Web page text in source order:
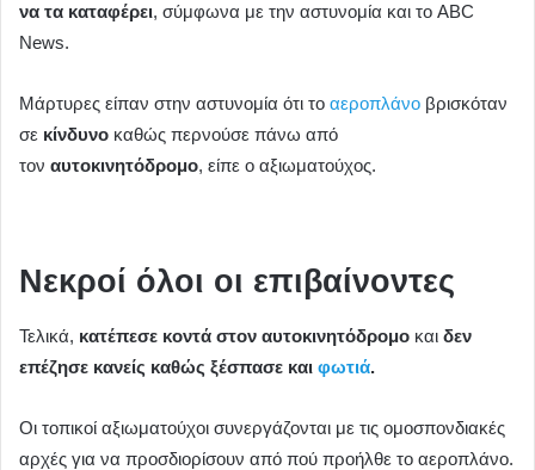
να τα καταφέρει, σύμφωνα με την αστυνομία και το ABC
News.
Μάρτυρες είπαν στην αστυνομία ότι το αεροπλάνο βρισκόταν
σε κίνδυνο καθώς περνούσε πάνω από
τον αυτοκινητόδρομο, είπε ο αξιωματούχος.
Νεκροί όλοι οι επιβαίνοντες
Τελικά, κατέπεσε κοντά στον αυτοκινητόδρομο και δεν
επέζησε κανείς καθώς ξέσπασε και φωτιά.
Οι τοπικοί αξιωματούχοι συνεργάζονται με τις ομοσπονδιακές
αρχές για να προσδιορίσουν από πού προήλθε το αεροπλάνο.